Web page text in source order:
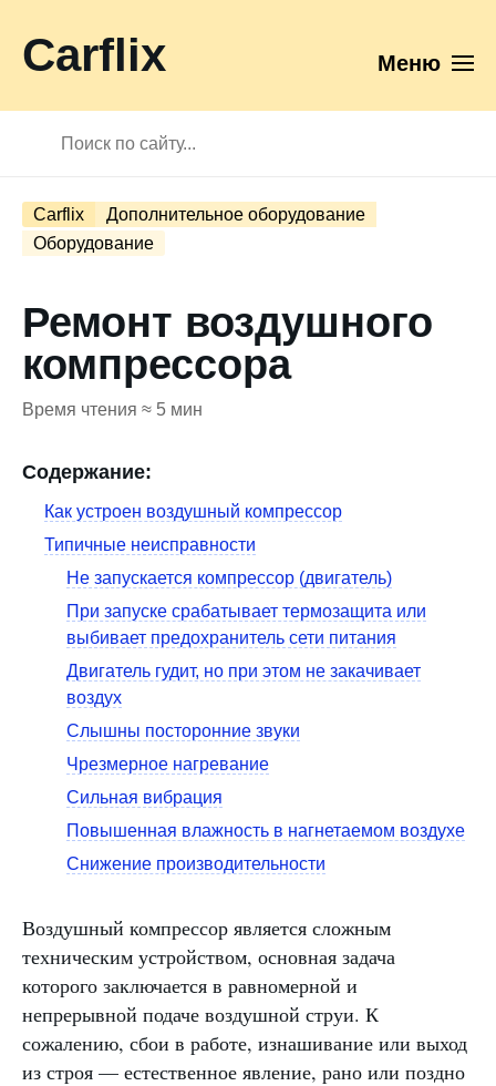
Carflix Меню
Carflix
Дополнительное оборудование
Оборудование
Ремонт воздушного
компрессора
Время чтения ≈ 5 мин
Содержание:
Как устроен воздушный компрессор
Типичные неисправности
Не запускается компрессор (двигатель)
При запуске срабатывает термозащита или
выбивает предохранитель сети питания
Двигатель гудит, но при этом не закачивает
воздух
Слышны посторонние звуки
Чрезмерное нагревание
Сильная вибрация
Повышенная влажность в нагнетаемом воздухе
Снижение производительности
Воздушный компрессор является сложным
техническим устройством, основная задача
которого заключается в равномерной и
непрерывной подаче воздушной струи. К
сожалению, сбои в работе, изнашивание или выход
из строя — естественное явление, рано или поздно